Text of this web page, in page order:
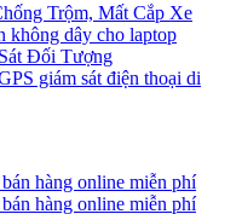
Trộm, Mất Cắp Xe
không dây cho laptop
Đối Tượng
giám sát điện thoại di
hàng online miễn phí
hàng online miễn phí